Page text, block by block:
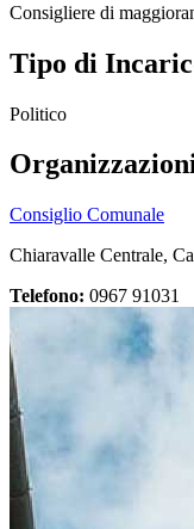
Consigliere di
Tipo di
Politico
Consiglio Comunale
Chiaravalle Centrale,
Telefono: 0967 91031